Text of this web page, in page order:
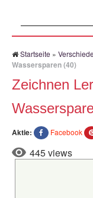
Startseite »
Wassersparen (40)
Zeichnen
Aktie: Facebook
445 views